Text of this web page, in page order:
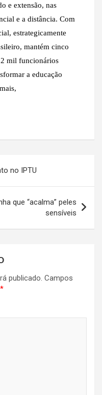
e extensão, nas
e a distância. Com
estrategicamente
mantém cinco
mil funcionários
a educação
no IPTU
que “acalma” peles
sensíveis
publicado. Campos
*